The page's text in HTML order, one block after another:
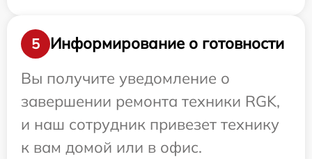
5
Информирование о готовности
Вы получите уведомление о
завершении ремонта техники RGK,
и наш сотрудник привезет технику
к вам домой или в офис.